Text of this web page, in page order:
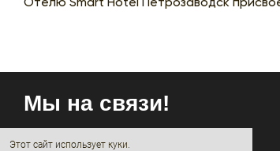
Этот сайт использует куки.
Мы на связи!